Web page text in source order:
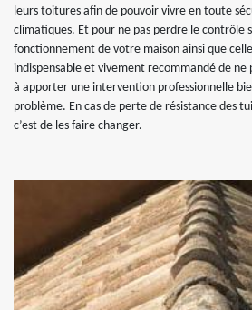
leurs toitures afin de pouvoir vivre en toute
climatiques. Et pour ne pas perdre le contrôle
fonctionnement de votre maison ainsi que
indispensable et vivement recommandé de
à apporter une intervention professionnelle
problème. En cas de perte de résistance des
c’est de les faire changer.